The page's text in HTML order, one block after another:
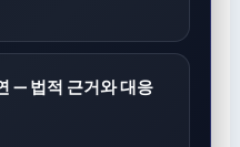
— 법적 근거와 대응